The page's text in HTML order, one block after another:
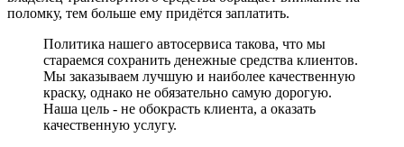
поломку, тем больше ему придётся заплатить.
Политика нашего автосервиса такова, что мы
стараемся сохранить денежные средства клиентов.
Мы заказываем лучшую и наиболее качественную
краску, однако не обязательно самую дорогую.
Наша цель - не обокрасть клиента, а оказать
качественную услугу.